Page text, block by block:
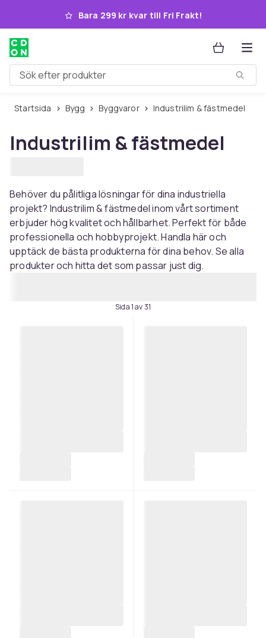
Hoppa till huvudinnehållet
Bara 299 kr kvar till Fri Frakt!
Sök efter produkter
Startsida Bygg Byggvaror Industrilim & fästmedel
Industrilim & fästmedel
Behöver du pålitliga lösningar för dina industriella
projekt? Industrilim & fästmedel inom vårt sortiment
erbjuder hög kvalitet och hållbarhet. Perfekt för både
professionella och hobbyprojekt. Handla här och
upptäck de bästa produkterna för dina behov. Se alla
produkter och hitta det som passar just dig.
Sida 1 av 31